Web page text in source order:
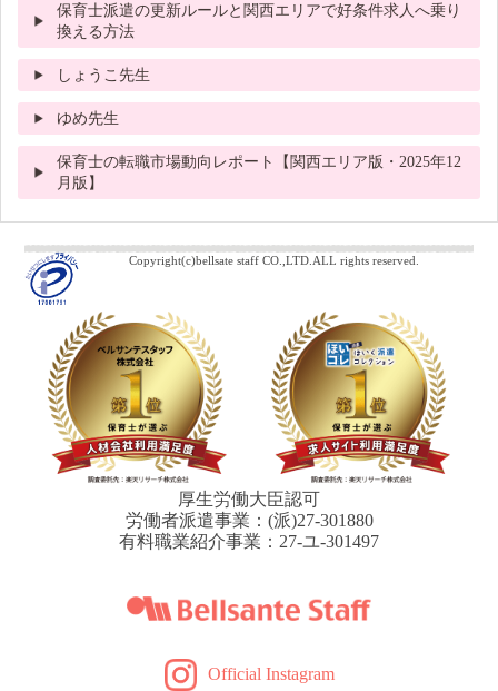
保育士派遣の更新ルールと関西エリアで好条件求人へ乗り
換える方法
しょうこ先生
ゆめ先生
保育士の転職市場動向レポート【関西エリア版・2025年12
月版】
Copyright(c)bellsate staff CO.,LTD.ALL rights reserved.
厚生労働大臣認可
労働者派遣事業：(派)27-301880
有料職業紹介事業：27-ユ-301497
Official Instagram